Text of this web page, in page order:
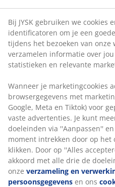
Gordijnen met
Gordijnen met
ingenaaide zak
de gordijnroede
stijl verbergt de
biedt een strakke,
uitstraling met
aan de
worden meestal
of luchtige look te
Bij JYSK gebruiken we cookies
identificatoren om je een
tijdens het bezoeken van onze
verzamelen informatie over
statistieken en relevante
Wanneer je marketingcookies
browsergegevens met
Google, Meta en Tiktok) voor
vaste advertenties. Je kunt
doeleinden via ''Aanpassen''
moment intrekken door op het
klikken. Door op ''Alles
akkoord met alle drie de
onze verzameling en
persoonsgegevens en ons